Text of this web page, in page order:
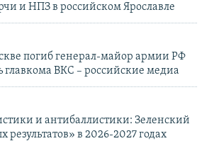
и НПЗ в российском Ярославле
погиб генерал-майор армии РФ
главкома ВКС – российские медиа
и антибаллистики: Зеленский
в 2026-2027 годах